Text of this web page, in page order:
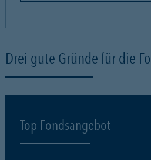
Drei gute Gründe für die
Top-Fondsangebot